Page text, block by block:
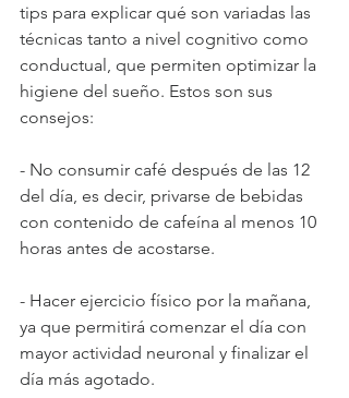
tips para explicar qué son variadas las
técnicas tanto a nivel cognitivo como
conductual, que permiten optimizar la
higiene del sueño. Estos son sus
consejos:
- No consumir café después de las 12
del día, es decir, privarse de bebidas
con contenido de cafeína al menos 10
horas antes de acostarse.
- Hacer ejercicio físico por la mañana,
ya que permitirá comenzar el día con
mayor actividad neuronal y finalizar el
día más agotado.